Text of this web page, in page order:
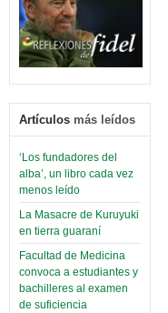
Artículos más leídos
‘Los fundadores del
alba’, un libro cada vez
menos leído
La Masacre de Kuruyuki
en tierra guaraní
Facultad de Medicina
convoca a estudiantes y
bachilleres al examen
de suficiencia